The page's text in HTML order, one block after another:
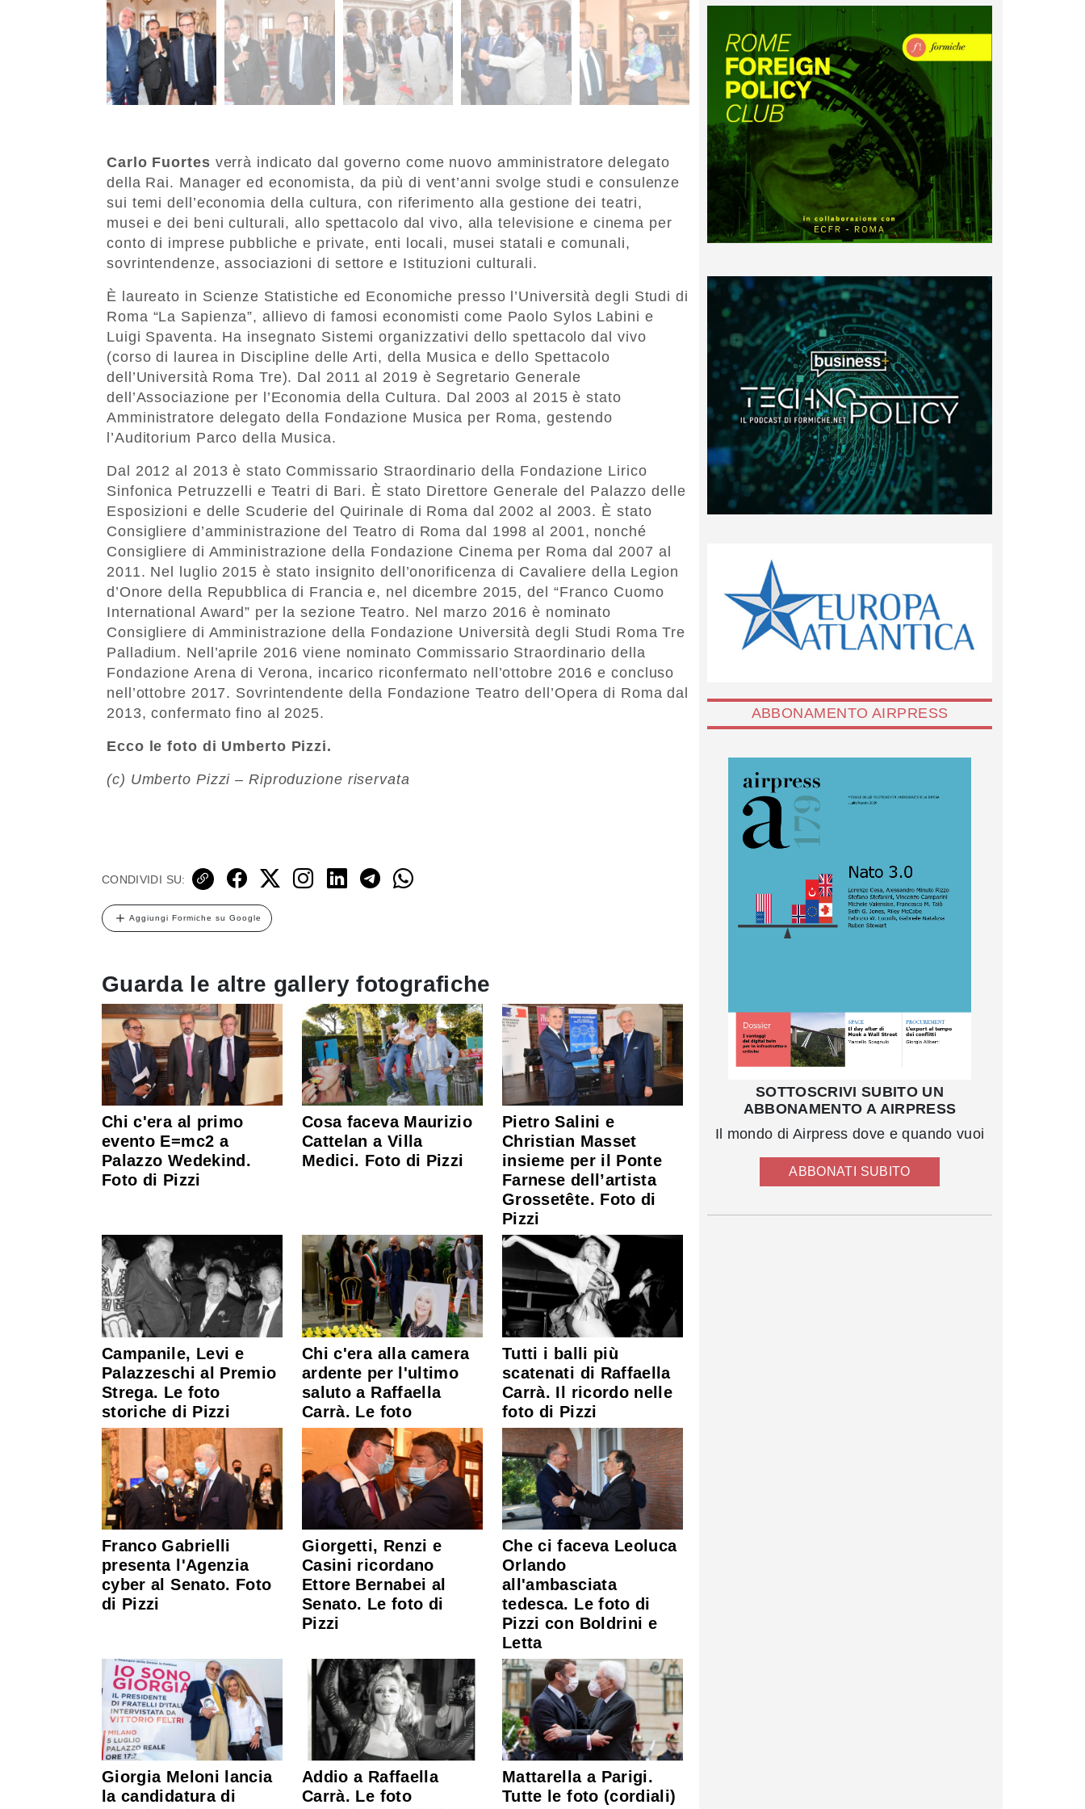
Carlo Fuortes verrà indicato dal governo come nuovo amministratore delegato
della Rai. Manager ed economista, da più di vent’anni svolge studi e consulenze
sui temi dell’economia della cultura, con riferimento alla gestione dei teatri,
musei e dei beni culturali, allo spettacolo dal vivo, alla televisione e cinema per
conto di imprese pubbliche e private, enti locali, musei statali e comunali,
sovrintendenze, associazioni di settore e Istituzioni culturali.
È laureato in Scienze Statistiche ed Economiche presso l’Università degli Studi di
Roma “La Sapienza”, allievo di famosi economisti come Paolo Sylos Labini e
Luigi Spaventa. Ha insegnato Sistemi organizzativi dello spettacolo dal vivo
(corso di laurea in Discipline delle Arti, della Musica e dello Spettacolo
dell’Università Roma Tre). Dal 2011 al 2019 è Segretario Generale
dell’Associazione per l’Economia della Cultura. Dal 2003 al 2015 è stato
Amministratore delegato della Fondazione Musica per Roma, gestendo
l’Auditorium Parco della Musica.
Dal 2012 al 2013 è stato Commissario Straordinario della Fondazione Lirico
Sinfonica Petruzzelli e Teatri di Bari. È stato Direttore Generale del Palazzo delle
Esposizioni e delle Scuderie del Quirinale di Roma dal 2002 al 2003. È stato
Consigliere d’amministrazione del Teatro di Roma dal 1998 al 2001, nonché
Consigliere di Amministrazione della Fondazione Cinema per Roma dal 2007 al
2011. Nel luglio 2015 è stato insignito dell’onorificenza di Cavaliere della Legion
d’Onore della Repubblica di Francia e, nel dicembre 2015, del “Franco Cuomo
International Award” per la sezione Teatro. Nel marzo 2016 è nominato
Consigliere di Amministrazione della Fondazione Università degli Studi Roma Tre
Palladium. Nell’aprile 2016 viene nominato Commissario Straordinario della
Fondazione Arena di Verona, incarico riconfermato nell’ottobre 2016 e concluso
nell’ottobre 2017. Sovrintendente della Fondazione Teatro dell’Opera di Roma dal
2013, confermato fino al 2025.
Ecco le foto di Umberto Pizzi.
(c) Umberto Pizzi – Riproduzione riservata
CONDIVIDI SU:
Aggiungi Formiche su Google
Guarda le altre gallery fotografiche
Chi c'era al primo
evento E=mc2 a
Palazzo Wedekind.
Foto di Pizzi
Cosa faceva Maurizio
Cattelan a Villa
Medici. Foto di Pizzi
Pietro Salini e
Christian Masset
insieme per il Ponte
Farnese dell’artista
Grossetête. Foto di
Pizzi
Campanile, Levi e
Palazzeschi al Premio
Strega. Le foto
storiche di Pizzi
Chi c'era alla camera
ardente per l'ultimo
saluto a Raffaella
Carrà. Le foto
Tutti i balli più
scatenati di Raffaella
Carrà. Il ricordo nelle
foto di Pizzi
Franco Gabrielli
presenta l'Agenzia
cyber al Senato. Foto
di Pizzi
Giorgetti, Renzi e
Casini ricordano
Ettore Bernabei al
Senato. Le foto di
Pizzi
Che ci faceva Leoluca
Orlando
all'ambasciata
tedesca. Le foto di
Pizzi con Boldrini e
Letta
Giorgia Meloni lancia
la candidatura di
Addio a Raffaella
Carrà. Le foto
Mattarella a Parigi.
Tutte le foto (cordiali)
ABBONAMENTO AIRPRESS
SOTTOSCRIVI SUBITO UN
ABBONAMENTO A AIRPRESS
Il mondo di Airpress dove e quando vuoi
ABBONATI SUBITO